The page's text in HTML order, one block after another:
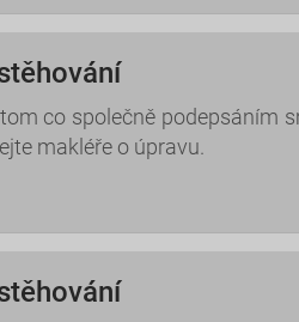
co společně podepsáním
makléře o úpravu.